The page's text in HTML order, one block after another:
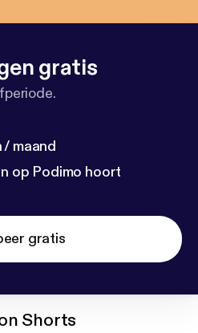
gratis
maand
op Podimo hoort
gratis
Shorts